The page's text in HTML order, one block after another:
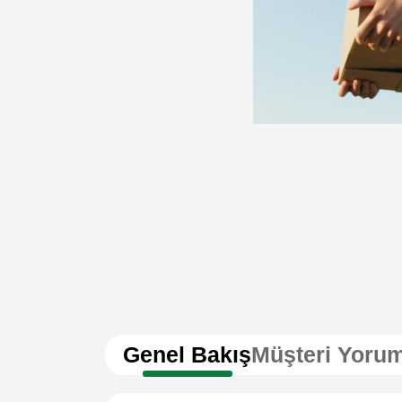
Genel BakışMüşteri